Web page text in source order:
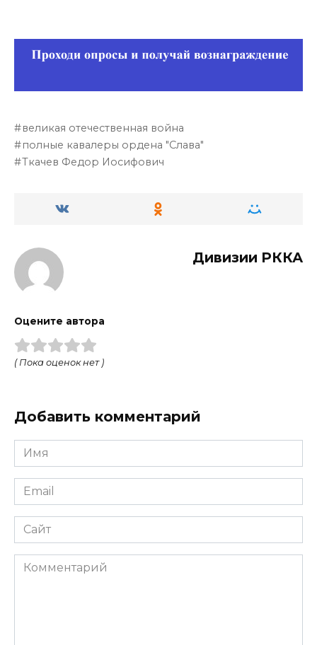
великая отечественная война
полные кавалеры ордена "Слава"
Ткачев Федор Иосифович
Дивизии РККА
Оцените автора
( Пока оценок нет )
Добавить комментарий
Имя
Email
Сайт
Комментарий